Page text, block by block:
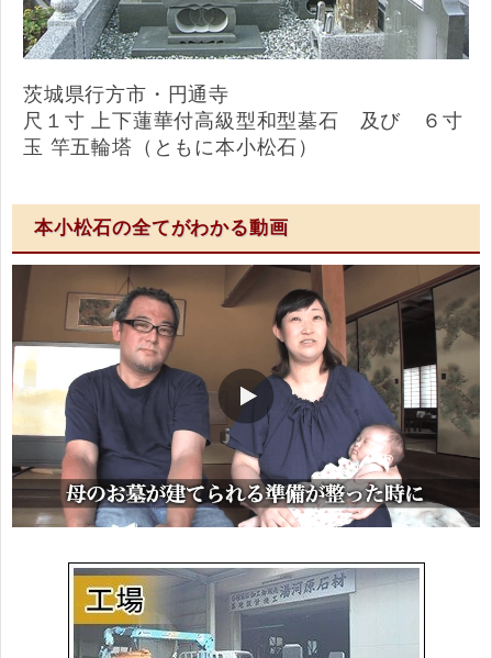
茨城県行方市・円通寺
尺１寸 上下蓮華付高級型和型墓石 及び ６寸
玉 竿五輪塔（ともに本小松石）
本小松石の全てがわかる動画